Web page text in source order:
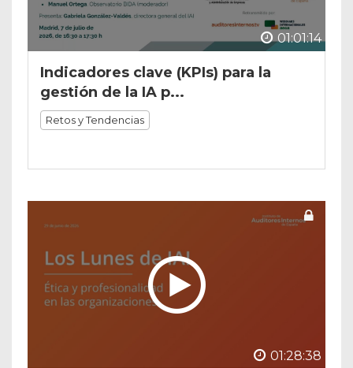
01:01:14
Indicadores clave (KPIs) para la
gestión de la IA p...
Retos y Tendencias
01:28:38